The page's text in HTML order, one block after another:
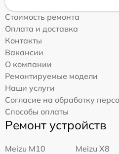
Стоимость ремонта
Оплата и доставка
Контакты
Вакансии
О компании
Ремонтируемые модели
Наши услуги
Согласие на обработку
Способы оплаты
Ремонт устройств
Meizu M10
Meizu X8